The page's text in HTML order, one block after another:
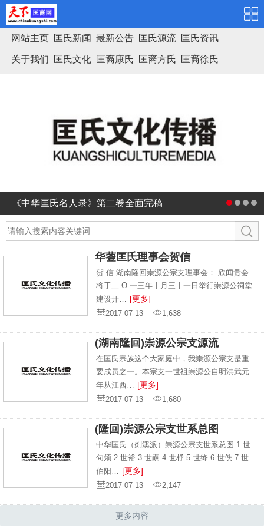
网站主页 匡氏新闻 最新公告 匡氏源流 匡氏资讯
关于我们 匡氏文化 匡裔康氏 匡裔方氏 匡裔徐氏
《中华匡氏名人录》第二卷全面完稿
华蓥匡氏理事会贺信
贺 信 湖南隆回崇源公宗支理事会： 欣闻贵会
将于二 O 一三年十月三十一日举行崇源公祠堂
建设开…
[更多]
2017-07-13 1,638
(湖南隆回)崇源公宗支源流
在匡氏宗族这个大家庭中，我崇源公宗支是重
要成员之一。本宗支一世祖崇源公自明洪武元
年从江西…
[更多]
2017-07-13 1,680
(隆回)崇源公宗支世系总图
中华匡氏（剡溪派）崇源公宗支世系总图 1 世
句须 2 世裕 3 世嗣 4 世杼 5 世绛 6 世佚 7 世
伯阳…
[更多]
2017-07-13 2,147
更多内容